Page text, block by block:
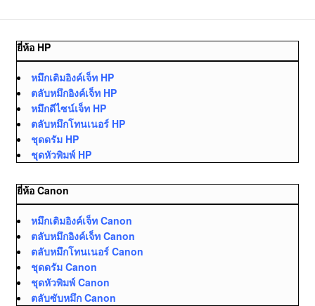
ยี่ห้อ HP
หมึกเติมอิงค์เจ็ท HP
ตลับหมึกอิงค์เจ็ท HP
หมึกดีไซน์เจ็ท HP
ตลับหมึกโทนเนอร์ HP
ชุดดรัม HP
ชุดหัวพิมพ์ HP
ยี่ห้อ Canon
หมึกเติมอิงค์เจ็ท Canon
ตลับหมึกอิงค์เจ็ท Canon
ตลับหมึกโทนเนอร์ Canon
ชุดดรัม Canon
ชุดหัวพิมพ์ Canon
ตลับซับหมึก Canon